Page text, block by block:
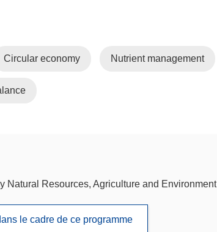
Circular economy Nutrient management
Natural Resources, Agriculture and Environment
le cadre de ce programme